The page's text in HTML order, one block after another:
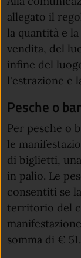
allegato il
la quantità e
vendita, del
infine del
l'estrazione e
Pesche o
Per pesche o
le
di biglietti,
in palio. Le
consentiti se
territorio del
somma di €